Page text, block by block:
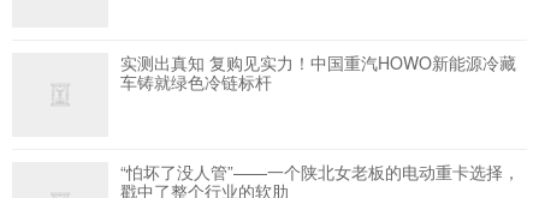
实测出真知 复购见实力！中国重汽HOWO新能源冷藏
车铸就绿色冷链标杆
“怕坏了没人管”——一个陕北女老板的电动重卡选择，
戳中了整个行业的软肋